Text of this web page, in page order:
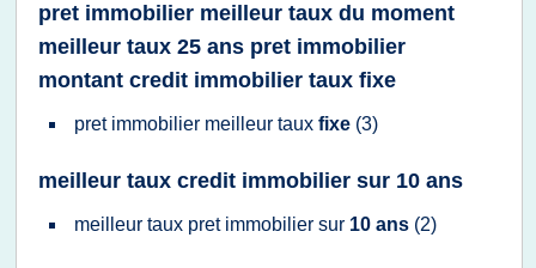
pret immobilier meilleur taux du moment
meilleur taux 25 ans pret immobilier
montant credit immobilier taux fixe
pret immobilier meilleur taux fixe (3)
meilleur taux credit immobilier sur 10 ans
meilleur taux pret immobilier sur 10 ans (2)